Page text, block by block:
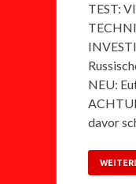
TEST:
NEU:
davor